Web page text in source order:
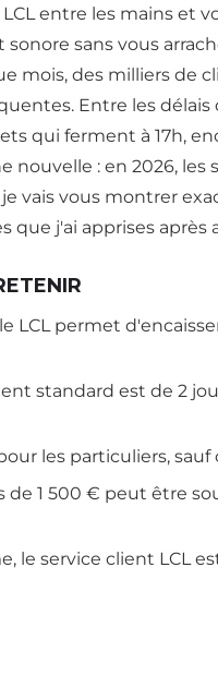
entre les mains et
sans vous
mois, des milliers de
Entre les
qui ferment à 17h,
nouvelle : en 2026,
vais vous montrer
que j'ai apprises
LCL permet
standard est de 2
les particuliers,
de 1 500 € peut être
le service client LCL